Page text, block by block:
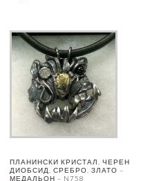
ПЛАНИНСКИ КРИСТАЛ, ЧЕРЕН
ДИОБСИД, СРЕБРО, ЗЛАТО –
МЕДАЛЬОН – N758